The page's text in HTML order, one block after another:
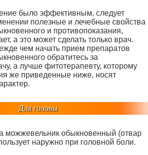
было эффективным, следует
полезные и лечебные свойства
и противопоказания,
а это может сделать только врач.
чем начать прием препаратов
обратитесь за
а лучше фитотерапевту, которому
же приведенные ниже, носят
Для головы
можжевельник обыкновенный (отвар
наружно при головной боли.